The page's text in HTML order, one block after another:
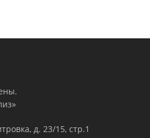
д. 23/15, стр.1